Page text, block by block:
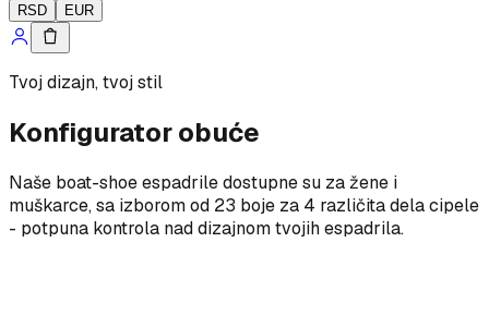
RSD EUR
Tvoj dizajn, tvoj stil
Konfigurator obuće
Naše boat-shoe espadrile dostupne su za žene i
muškarce, sa izborom od 23 boje za 4 različita dela cipele
- potpuna kontrola nad dizajnom tvojih espadrila.